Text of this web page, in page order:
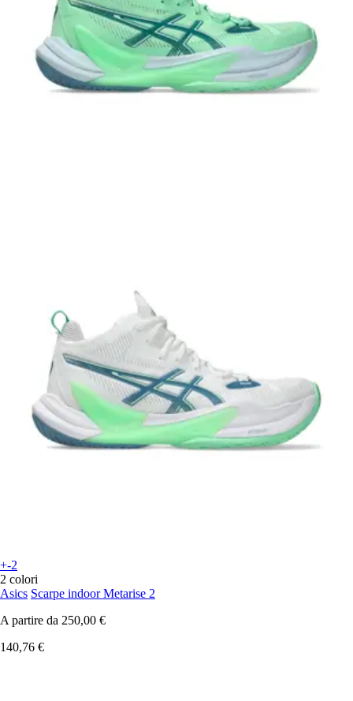
+-2
2 colori
Asics Scarpe indoor Metarise 2
A partire da 250,00 €
140,76 €